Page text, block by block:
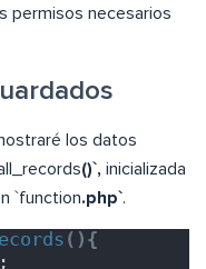
permisos necesarios
los datos
()`, inicializada
`function.php`.
(){
;